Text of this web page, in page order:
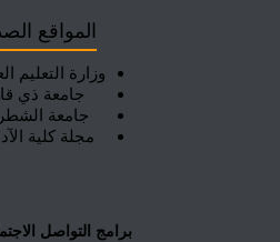
المواقع
وزارة التعليم
جامعة ذي
جامعة
مجلة كلية
برامج التواصل